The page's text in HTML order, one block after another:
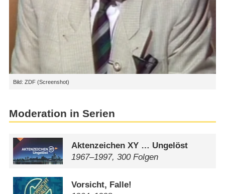
Bild: ZDF (Screenshot)
Moderation in Serien
Aktenzeichen XY … Ungelöst
1967⁠–⁠1997, 300 Folgen
Vorsicht, Falle!